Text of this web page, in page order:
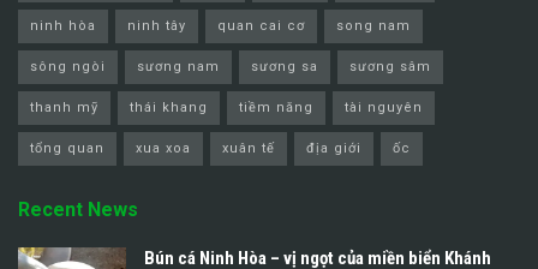
ninh hòa ninh tây quan cai cơ song nam
sông ngòi sương nam sương sa sương sâm
thanh mỹ thái khang tiềm năng tài nguyên
tổng quan xua xoa xuân tế địa giới ốc
Recent News
Bún cá Ninh Hòa – vị ngọt của miền biển Khánh